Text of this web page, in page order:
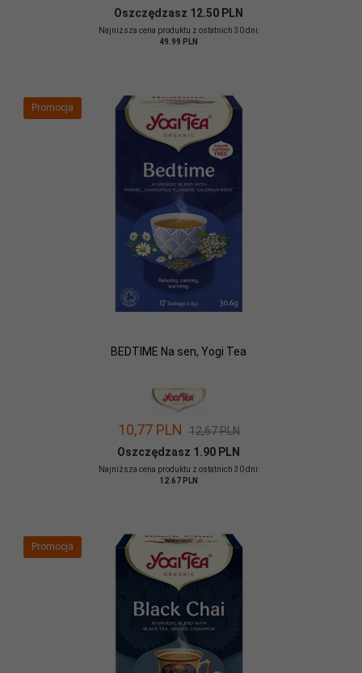
Oszczędzasz 12.50 PLN
Najniższa cena produktu z ostatnich 30 dni:
49.99 PLN
Promocja
BEDTIME Na sen, Yogi Tea
10,77 PLN 12,67 PLN
Oszczędzasz 1.90 PLN
Najniższa cena produktu z ostatnich 30 dni:
12.67 PLN
Promocja